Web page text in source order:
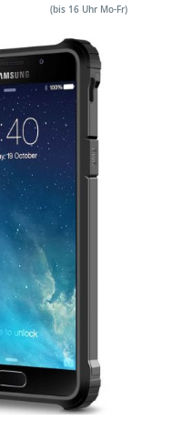
(bis 16 Uhr Mo-Fr)